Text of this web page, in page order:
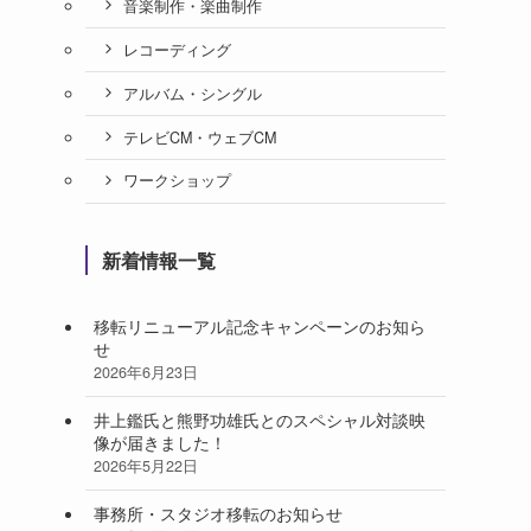
音楽制作・楽曲制作
レコーディング
アルバム・シングル
テレビCM・ウェブCM
ワークショップ
新着情報一覧
移転リニューアル記念キャンペーンのお知ら
せ
2026年6月23日
井上鑑氏と熊野功雄氏とのスペシャル対談映
像が届きました！
2026年5月22日
事務所・スタジオ移転のお知らせ